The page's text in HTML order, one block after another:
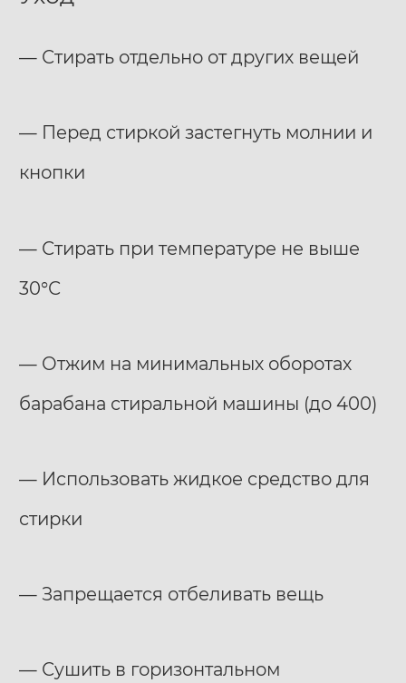
— Стирать отдельно от других вещей
— Перед стиркой застегнуть молнии и
кнопки
— Стирать при температуре не выше
30°С
— Отжим на минимальных оборотах
барабана стиральной машины (до 400)
— Использовать жидкое средство для
стирки
— Запрещается отбеливать вещь
— Сушить в горизонтальном